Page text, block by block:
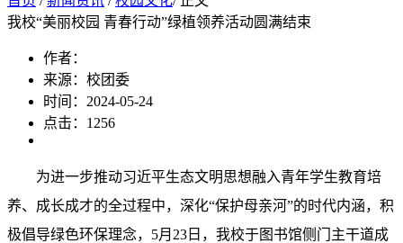
我校“美丽校园 青春行动”绿植领养活动圆满结束
作者：
来源：校团委
时间：2024-05-24
点击： 1256
为进一步推动习近平生态文明思想融入青年学生教育培
养、成长成才的全过程中， 深化“保护母亲河”的时代内涵， 积
极倡导绿色环保理念，5月23日，我校于图书馆侧门主干道成